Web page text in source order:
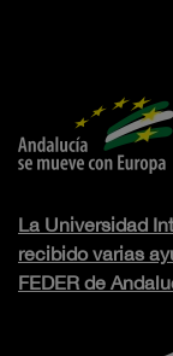
La Universidad
recibido varias
FEDER de